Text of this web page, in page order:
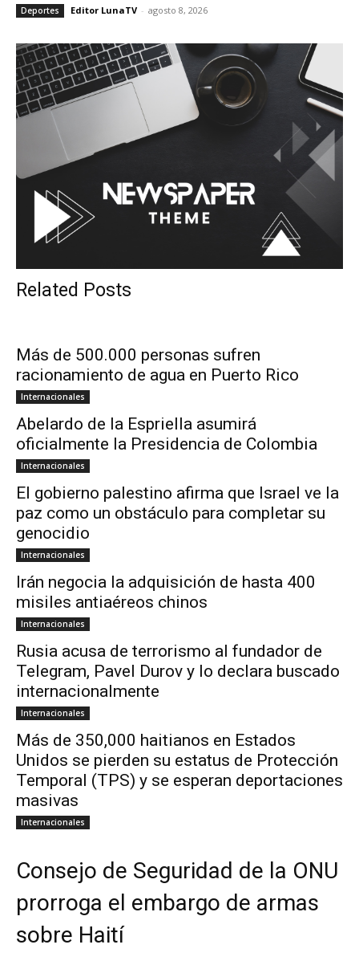
Deportes Editor LunaTV - agosto 8, 2026
Related Posts
Más de 500.000 personas sufren
racionamiento de agua en Puerto Rico
Internacionales
Abelardo de la Espriella asumirá
oficialmente la Presidencia de Colombia
Internacionales
El gobierno palestino afirma que Israel ve la
paz como un obstáculo para completar su
genocidio
Internacionales
Irán negocia la adquisición de hasta 400
misiles antiaéreos chinos
Internacionales
Rusia acusa de terrorismo al fundador de
Telegram, Pavel Durov y lo declara buscado
internacionalmente
Internacionales
Más de 350,000 haitianos en Estados
Unidos se pierden su estatus de Protección
Temporal (TPS) y se esperan deportaciones
masivas
Internacionales
Consejo de Seguridad de la ONU
prorroga el embargo de armas
sobre Haití